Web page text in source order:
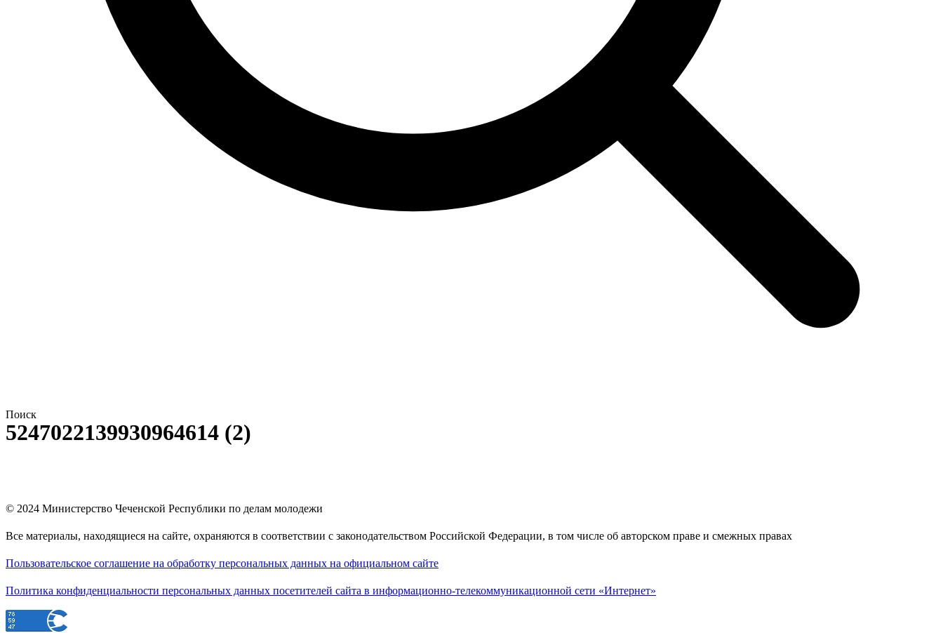
Поиск
5247022139930964614 (2)
© 2024 Министерство Чеченской Республики по делам молодежи
Все материалы, находящиеся на сайте, охраняются в соответствии с законодательством Российской Федерации, в том числе об авторском праве и смежных правах
Пользовательское соглашение на обработку персональных данных на официальном сайте
Политика конфиденциальности персональных данных посетителей сайта в информационно-телекоммуникационной сети «Интернет»